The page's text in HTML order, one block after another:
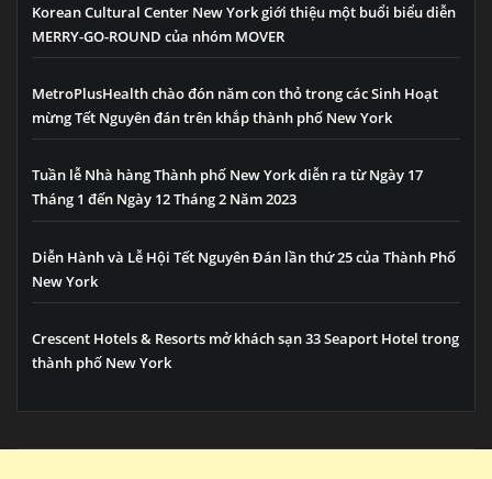
Korean Cultural Center New York giới thiệu một buổi biểu diễn
MERRY-GO-ROUND của nhóm MOVER
MetroPlusHealth chào đón năm con thỏ trong các Sinh Hoạt
mừng Tết Nguyên đán trên khắp thành phố New York
Tuần lễ Nhà hàng Thành phố New York diễn ra từ Ngày 17
Tháng 1 đến Ngày 12 Tháng 2 Năm 2023
Diễn Hành và Lễ Hội Tết Nguyên Đán lần thứ 25 của Thành Phố
New York
Crescent Hotels & Resorts mở khách sạn 33 Seaport Hotel trong
thành phố New York